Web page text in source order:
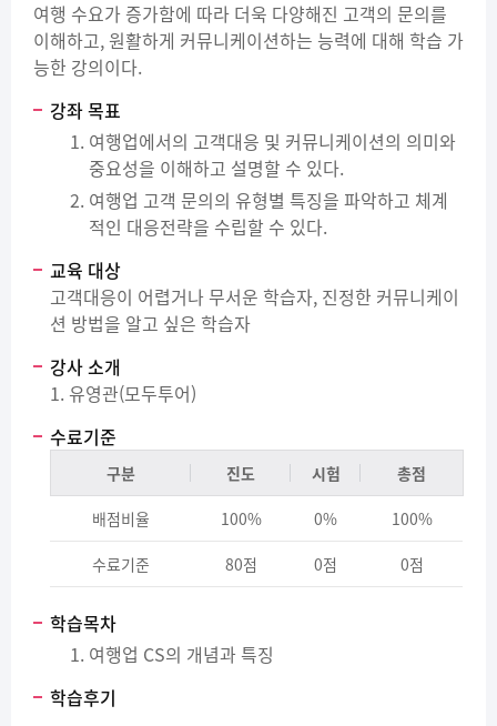
여행 수요가 증가함에 따라 더욱 다양해진 고객의 문의를
이해하고, 원활하게 커뮤니케이션하는 능력에 대해 학습 가
능한 강의이다.
강좌 목표
여행업에서의 고객대응 및 커뮤니케이션의 의미와
중요성을 이해하고 설명할 수 있다.
여행업 고객 문의의 유형별 특징을 파악하고 체계
적인 대응전략을 수립할 수 있다.
교육 대상
고객대응이 어렵거나 무서운 학습자, 진정한 커뮤니케이
션 방법을 알고 싶은 학습자
강사 소개
1. 유영관(모두투어)
수료기준
구분 진도 시험 총점
배점비율 100% 0% 100%
수료기준 80점 0점 0점
학습목차
여행업 CS의 개념과 특징​
학습후기